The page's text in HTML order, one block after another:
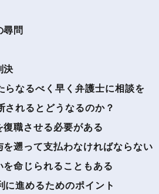
問
決
らなるべく早く弁護士に相談を
されるとどうなるのか？
職させる必要がある
を遡って支払わなければならない
命じられることもある
に進めるためのポイント